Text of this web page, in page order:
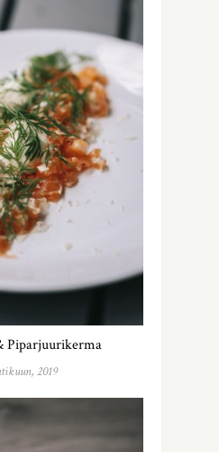
Piparjuurikerma
2019